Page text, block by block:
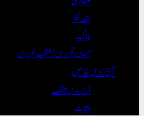
نقطہ نظر
بلاگ
مہمان تحریریں / منتخب تحریریں
آج روس خاص
آج روس بیٹھک
ملقات